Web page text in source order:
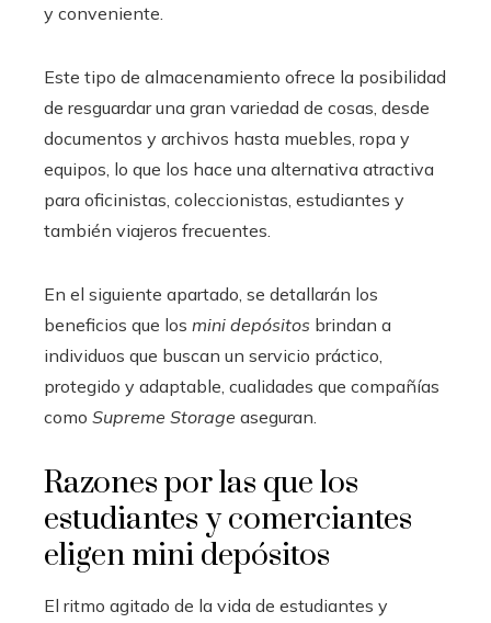
y conveniente.
Este tipo de almacenamiento ofrece la posibilidad
de resguardar una gran variedad de cosas, desde
documentos y archivos hasta muebles, ropa y
equipos, lo que los hace una alternativa atractiva
para oficinistas, coleccionistas, estudiantes y
también viajeros frecuentes.
En el siguiente apartado, se detallarán los
beneficios que los mini depósitos brindan a
individuos que buscan un servicio práctico,
protegido y adaptable, cualidades que compañías
como Supreme Storage aseguran.
Razones por las que los
estudiantes y comerciantes
eligen mini depósitos
El ritmo agitado de la vida de estudiantes y